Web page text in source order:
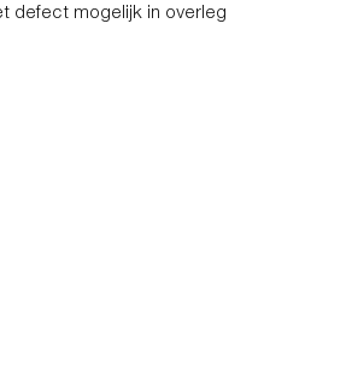
defect mogelijk in overleg